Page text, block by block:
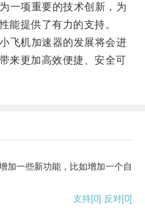
项重要的技术创新，为
能提供了有力的支持。
机加速器的发展将会进
来更加高效便捷、安全可
加一些新功能，比如增加一个自
支持[0] 反对[0]